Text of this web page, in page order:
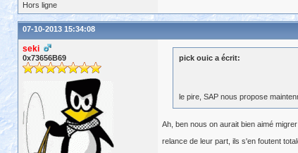
Hors ligne
07-10-2013 15:34:08
seki
0x73656B69 pick ouic a écrit:
le pire, SAP nous propose
Ah, ben nous on aurait bien aimé
relance de leur part, ils s'en foutent